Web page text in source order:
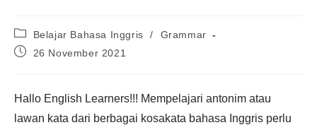
Post
category:
Belajar Bahasa Inggris /
Grammar
Post26 November 2021
Hallo English Learners!!! Mempelajari antonim atau
lawan kata dari berbagai kosakata bahasa Inggris perlu
Hernando Putra Widiyantoro dari
Bogor melakukan pendaftaran
program Integrated Speaking 1
Bulan 2 jam yang lalu.